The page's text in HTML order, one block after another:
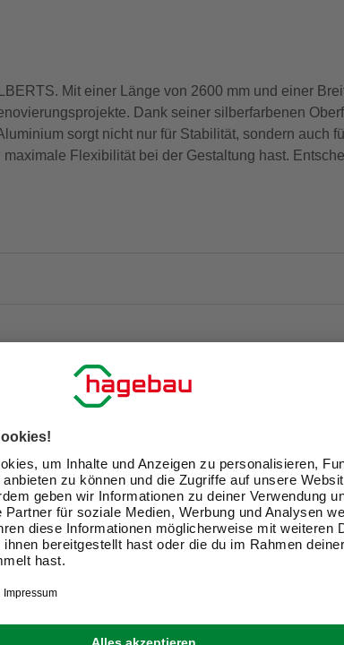
Mit einer Länge von 2600 mm und einer
Dank seiner silberfarbenen
sorgt nicht nur für Stabilität, sondern auch
Flexibilität bei der Gestaltung hast.